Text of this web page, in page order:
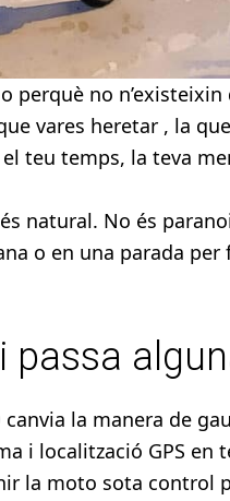
no n’existeixin
vares heretar , la
teu temps, la teva
natural. No és
o en una parada
passa
la manera de
i localització GPS
la moto sota control